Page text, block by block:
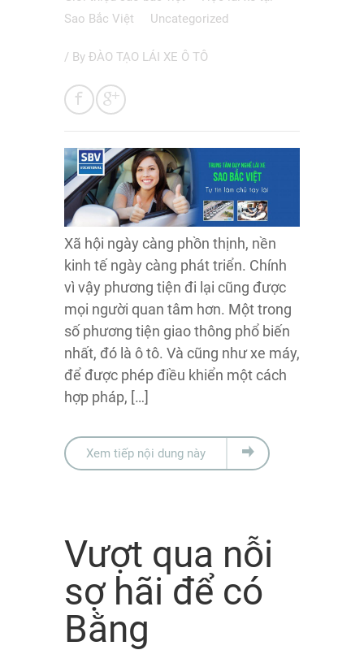
Sao Bắc Việt
Uncategorized
/ By ĐÀO TẠO LÁI XE Ô TÔ
Xã hội ngày càng phồn thịnh, nền
kinh tế ngày càng phát triển. Chính
vì vậy phương tiện đi lại cũng được
mọi người quan tâm hơn. Một trong
số phương tiện giao thông phổ biến
nhất, đó là ô tô. Và cũng như xe máy,
để được phép điều khiển một cách
hợp pháp, […]
Xem tiếp nội dung này
Vượt qua nỗi
sợ hãi để có
Bằng